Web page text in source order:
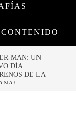
CONTENIDO